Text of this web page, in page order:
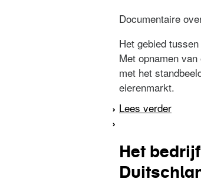
Documentaire
Het gebied
Met opnamen
met het
eierenmarkt.
Lees verder
Het